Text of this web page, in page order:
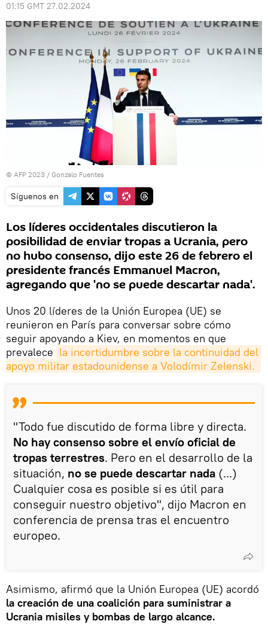
01:15 GMT 27.02.2024
© AFP 2023 / Gonzalo Fuentes
Síguenos en
Los líderes occidentales discutieron la
posibilidad de enviar tropas a Ucrania, pero
no hubo consenso, dijo este 26 de febrero el
presidente francés Emmanuel Macron,
agregando que 'no se puede descartar nada'.
Unos 20 líderes de la Unión Europea (UE) se
reunieron en París para conversar sobre cómo
seguir apoyando a Kiev, en momentos en que
prevalece la incertidumbre sobre la continuidad del
apoyo militar estadounidense a Volodímir Zelenski.
"Todo fue discutido de forma libre y directa.
No hay consenso sobre el envío oficial de
tropas terrestres. Pero en el desarrollo de la
situación, no se puede descartar nada (...)
Cualquier cosa es posible si es útil para
conseguir nuestro objetivo", dijo Macron en
conferencia de prensa tras el encuentro
europeo.
Asimismo, afirmó que la Unión Europea (UE) acordó
la creación de una coalición para suministrar a
Ucrania misiles y bombas de largo alcance.